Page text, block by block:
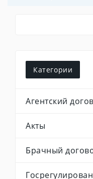
Категории
Агентский
Акты
Брачный